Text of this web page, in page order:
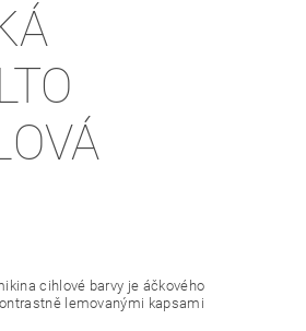
cihlové barvy je áčkového
lemovanými kapsami